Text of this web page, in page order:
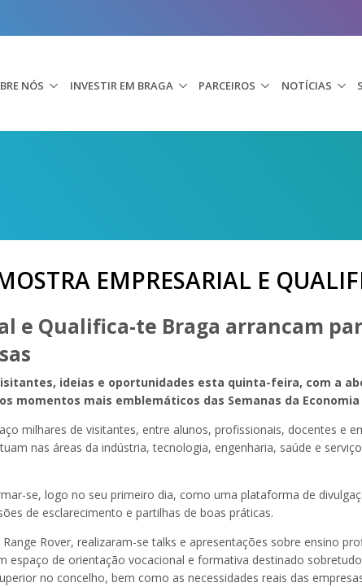
NÓS INVESTIR EM BRAGA PARCEIROS NOTÍCIAS
EMPRESARIAL E
e Qualifica-te Braga arrancam
ideias e oportunidades esta quinta-feira, com a
momentos mais emblemáticos das Semanas da Economia
milhares de visitantes, entre alunos, profissionais, docentes e
nas áreas da indústria, tecnologia, engenharia, saúde e
se, logo no seu primeiro dia, como uma plataforma de
de esclarecimento e partilhas de boas práticas.
Rover, realizaram-se talks e apresentações sobre ensino
espaço de orientação vocacional e formativa destinado
no concelho, bem como as necessidades reais das